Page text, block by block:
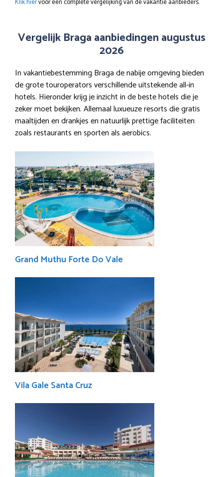
Vergelijk Braga aanbiedingen augustus
2026
In vakantiebestemming Braga de nabije omgeving bieden
de grote touroperators verschillende uitstekende all-in
hotels. Hieronder krijg je inzicht in de beste hotels die je
zeker moet bekijken. Allemaal luxueuze resorts die gratis
maaltijden en drankjes en natuurlijk prettige faciliteiten
zoals restaurants en sporten als aerobics.
Grand Muthu Forte Do Vale
Vila Gale Santa Cruz